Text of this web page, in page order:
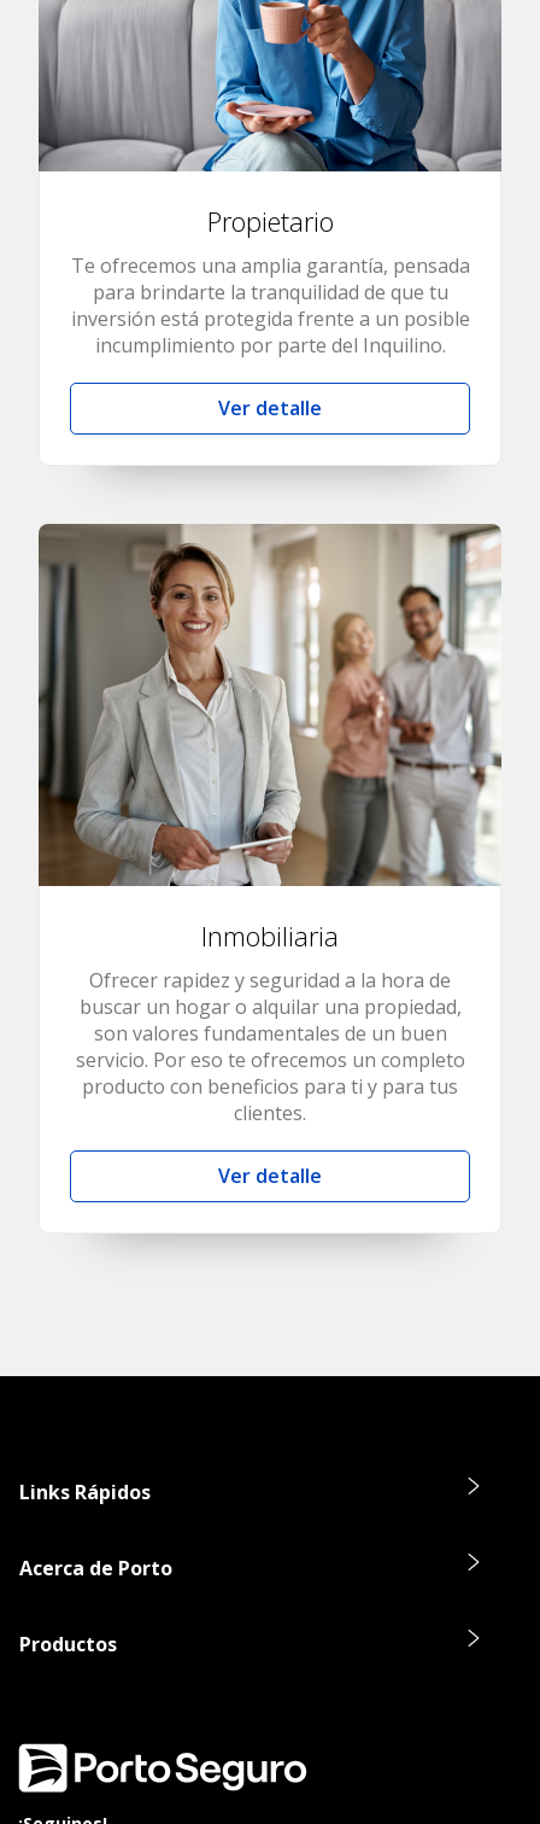
Propietario
Te ofrecemos una amplia garantía, pensada
para brindarte la tranquilidad de que tu
inversión está protegida frente a un posible
incumplimiento por parte del Inquilino.
Ver detalle
Inmobiliaria
Ofrecer rapidez y seguridad a la hora de
buscar un hogar o alquilar una propiedad,
son valores fundamentales de un buen
servicio. Por eso te ofrecemos un completo
producto con beneficios para ti y para tus
clientes.
Ver detalle
Links Rápidos
Acerca de Porto
Productos